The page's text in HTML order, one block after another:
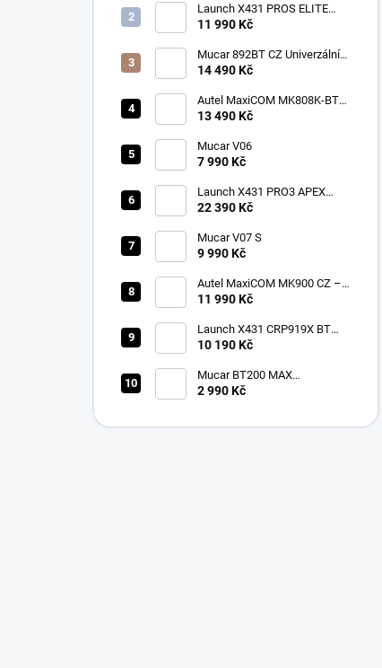
Launch X431 PROS ELITE
2026
11 990 Kč
Mucar 892BT CZ Univerzální
diagnostika , CAN-FD, DOIP
14 490 Kč
Autel MaxiCOM MK808K-BT
CZ
13 490 Kč
Mucar V06
7 990 Kč
Launch X431 PRO3 APEX
2026 CZ
22 390 Kč
Mucar V07 S
9 990 Kč
Autel MaxiCOM MK900 CZ –
2026 profesionální
11 990 Kč
Launch X431 CRP919X BT
Bluetooth
10 190 Kč
Mucar BT200 MAX
multiznačková diagnostika v
2 990 Kč